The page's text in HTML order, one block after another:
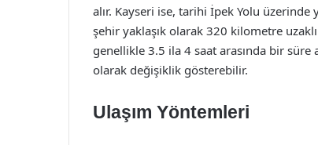
alır. Kayseri ise, tarihi İpek Yolu
şehir yaklaşık olarak 320 kilometre
genellikle 3.5 ila 4 saat arasında bir süre
olarak değişiklik gösterebilir.
Ulaşım Yöntemleri